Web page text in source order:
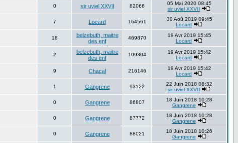
0 sir uviel XXVII 82066
05 Mai 2020 08:45
sir uviel XXVII
7 Locard 164561
30 Aoû 2019 09:45
Locard
18
belzebuth, maitre
des enf
469870
19 Avr 2019 15:45
Locard
2
belzebuth, maitre
des enf
109304
19 Avr 2019 15:42
Locard
9 Chacal 216146
19 Avr 2019 15:42
Locard
1 Gangrene 93122
22 Juin 2018 08:32
sir uviel XXVII
0 Gangrene 86807
18 Juin 2018 10:28
Gangrene
0 Gangrene 87772
18 Juin 2018 10:28
Gangrene
0 Gangrene 88021
18 Juin 2018 10:26
Gangrene